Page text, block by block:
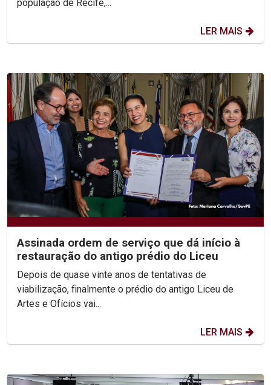
população de Recife,...
LER MAIS
Assinada ordem de serviço que dá início à
restauração do antigo prédio do Liceu
Depois de quase vinte anos de tentativas de
viabilização, finalmente o prédio do antigo Liceu de
Artes e Ofícios vai...
LER MAIS